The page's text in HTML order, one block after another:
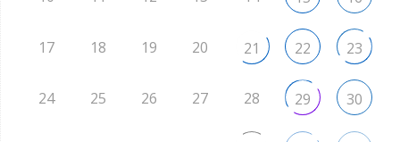
17 18 19 20 21 22 23
24 25 26 27 28 29 30